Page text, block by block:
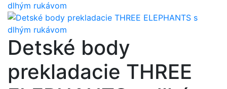
Detské body
prekladacie THREE